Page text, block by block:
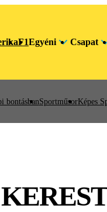
F1Egyéni Csapat
bontásbanSportműsorKépes